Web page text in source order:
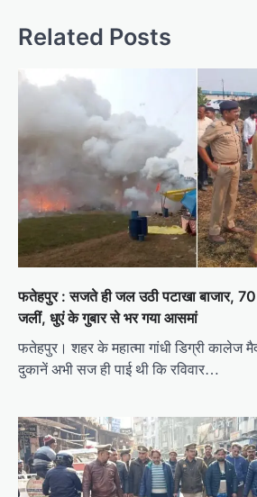
a
v
g
a
t
i
n
Related Posts
फतेहपुर : सजते ही जल उठी पटाखा बाजार,
जलीं, धुएं के गुबार से भर गया आसमां
फतेहपुर। शहर के महात्मा गांधी डिग्री कालेज
दुकानें अभी सज ही पाई थी कि रविवार…